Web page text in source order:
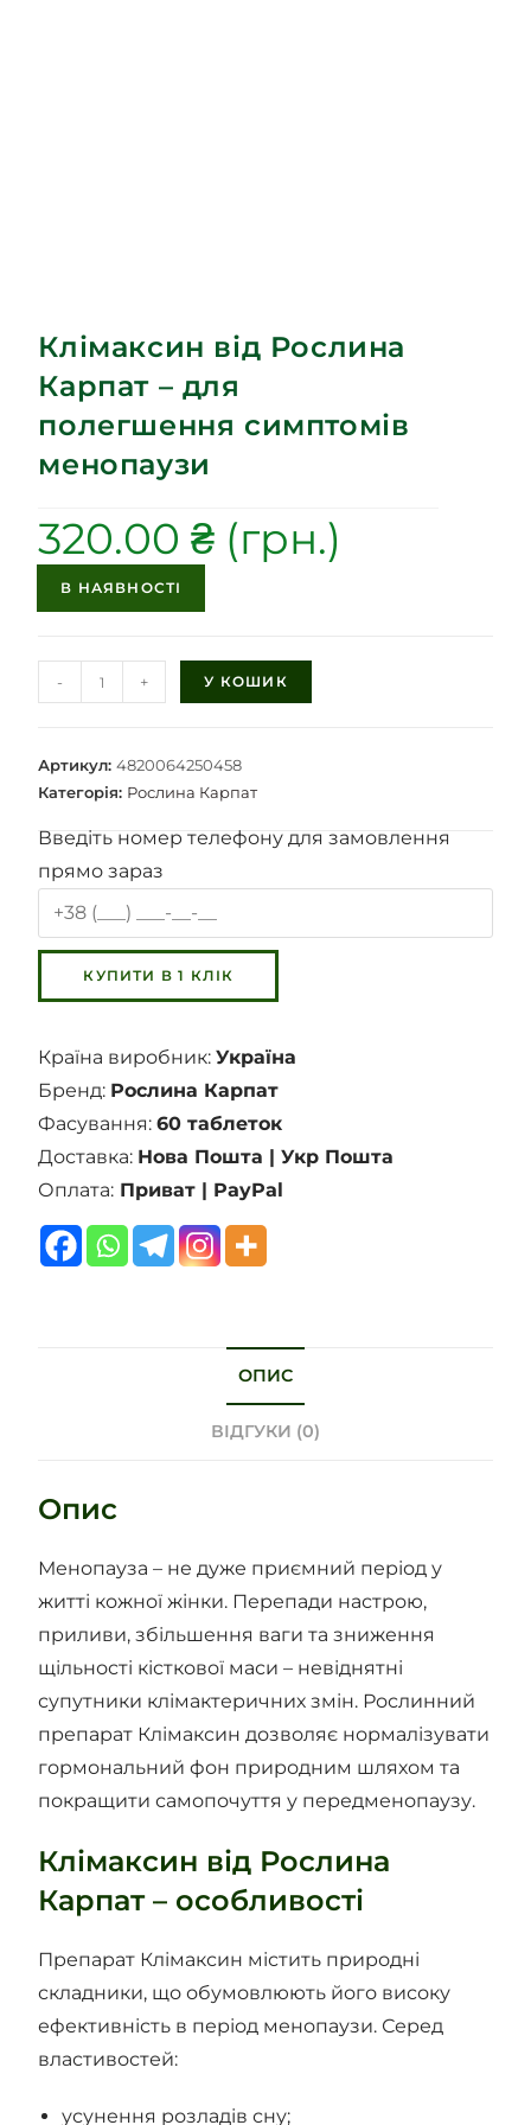
Клімаксин від Рослина
Карпат – для
полегшення симптомів
менопаузи
320.00₴
В НАЯВНОСТІ
- + У КОШИК
Артикул:4820064250458
Категорія: Рослина Карпат
Введіть номер телефону для замовлення
прямо зараз
Країна виробник:Україна
Бренд: Рослина Карпат
Фасування:60 таблеток
Доставка: Нова Пошта | Укр Пошта
Оплата: Приват | PayPal
ОПИС
ВІДГУКИ (0)
Опис
Менопауза – не дуже приємний період у
житті кожної жінки. Перепади настрою,
приливи, збільшення ваги та зниження
щільності кісткової маси – невіднятні
супутники клімактеричних змін. Рослинний
препарат Клімаксин дозволяє нормалізувати
гормональний фон природним шляхом та
покращити самопочуття у передменопаузу.
Клімаксин від Рослина
Карпат – особливості
Препарат Клімаксин містить природні
складники, що обумовлюють його високу
ефективність в період менопаузи. Серед
властивостей:
усунення розладів сну;